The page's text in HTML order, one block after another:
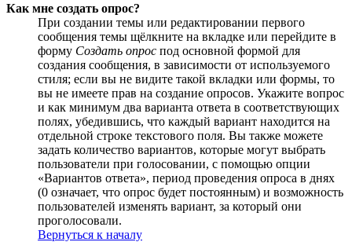
Как мне создать опрос?
При создании темы или редактировании первого
сообщения темы щёлкните на вкладке или перейдите в
форму Создать опрос под основной формой для
создания сообщения, в зависимости от используемого
стиля; если вы не видите такой вкладки или формы, то
вы не имеете прав на создание опросов. Укажите вопрос
и как минимум два варианта ответа в соответствующих
полях, убедившись, что каждый вариант находится на
отдельной строке текстового поля. Вы также можете
задать количество вариантов, которые могут выбрать
пользователи при голосовании, с помощью опции
«Вариантов ответа», период проведения опроса в днях
(0 означает, что опрос будет постоянным) и возможность
пользователей изменять вариант, за который они
проголосовали.
Вернуться к началу